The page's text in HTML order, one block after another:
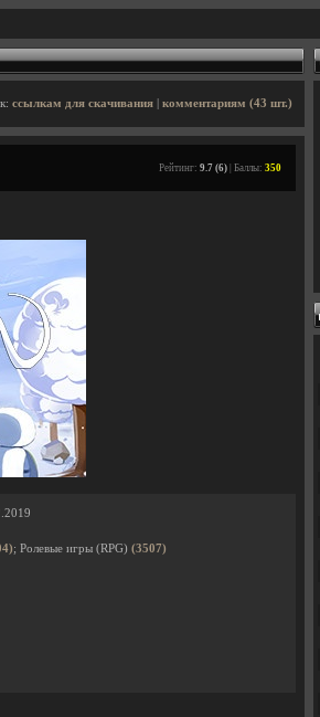
ссылкам для скачивания комментариям (43 шт.)
Рейтинг: 9.7 (6) | Баллы: 350
; Ролевые игры (RPG) (3507)